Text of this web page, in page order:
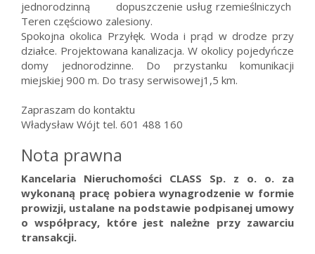
jednorodzinną dopuszczenie usług rzemieślniczych
Teren częściowo zalesiony.
Spokojna okolica Przyłęk. Woda i prąd w drodze przy
działce. Projektowana kanalizacja. W okolicy pojedyńcze
domy jednorodzinne. Do przystanku komunikacji
miejskiej 900 m. Do trasy serwisowej1,5 km.
Zapraszam do kontaktu
Władysław Wójt tel. 601 488 160
Nota prawna
Kancelaria Nieruchomości CLASS Sp. z o. o. za
wykonaną pracę pobiera wynagrodzenie w formie
prowizji, ustalane na podstawie podpisanej umowy
o współpracy, które jest należne przy zawarciu
transakcji.